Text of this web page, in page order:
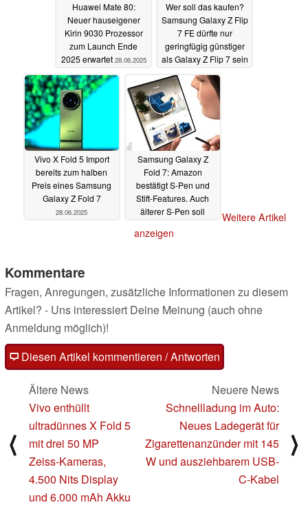
Huawei Mate 80:
Neuer hauseigener
Kirin 9030 Prozessor
zum Launch Ende
2025 erwartet 28.06.2025
Wer soll das kaufen?
Samsung Galaxy Z Flip
7 FE dürfte nur
geringfügig günstiger
als Galaxy Z Flip 7 sein
28.06.2025
Vivo X Fold 5 Import
bereits zum halben
Preis eines Samsung
Galaxy Z Fold 7
28.06.2025
Samsung Galaxy Z
Fold 7: Amazon
bestätigt S-Pen und
Stift-Features. Auch
älterer S-Pen soll
Weitere Artikel
anzeigen
Kommentare
Fragen, Anregungen, zusätzliche Informationen zu diesem
Artikel? - Uns interessiert Deine Meinung (auch ohne
Anmeldung möglich)!
Diesen Artikel kommentieren / Antworten
⟨
Ältere News
Vivo enthüllt
ultradünnes X Fold 5
mit drei 50 MP
Zeiss-Kameras,
4.500 Nits Display
und 6.000 mAh Akku
Neuere News
Schnellladung im Auto:
Neues Ladegerät für
Zigarettenanzünder mit 145
W und ausziehbarem USB-
C-Kabel
⟩